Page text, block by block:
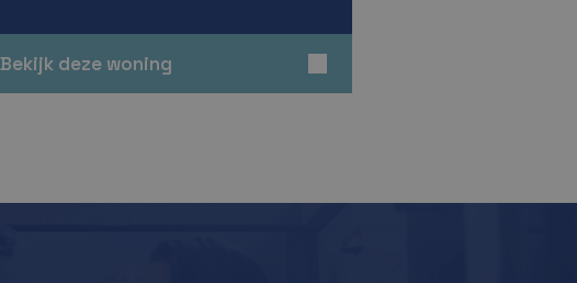
Bekijk deze woning